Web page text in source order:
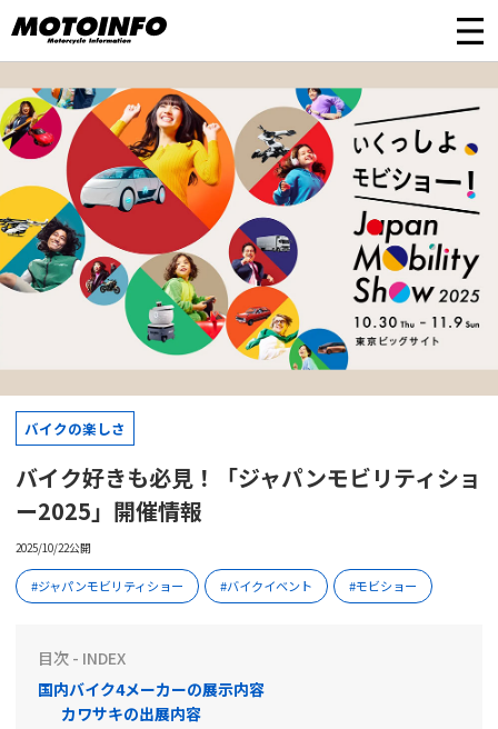
バイクの楽しさ
バイク好きも必見！「ジャパンモビリティショ
ー2025」開催情報
2025/10/22公開
ジャパンモビリティショー バイクイベント モビショー
目次 - INDEX
国内バイク4メーカーの展示内容
カワサキの出展内容